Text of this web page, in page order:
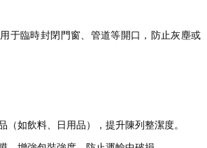
于臨時封閉門窗、管道等開口，防止灰塵或
（如飲料、日用品），提升陳列整潔度。